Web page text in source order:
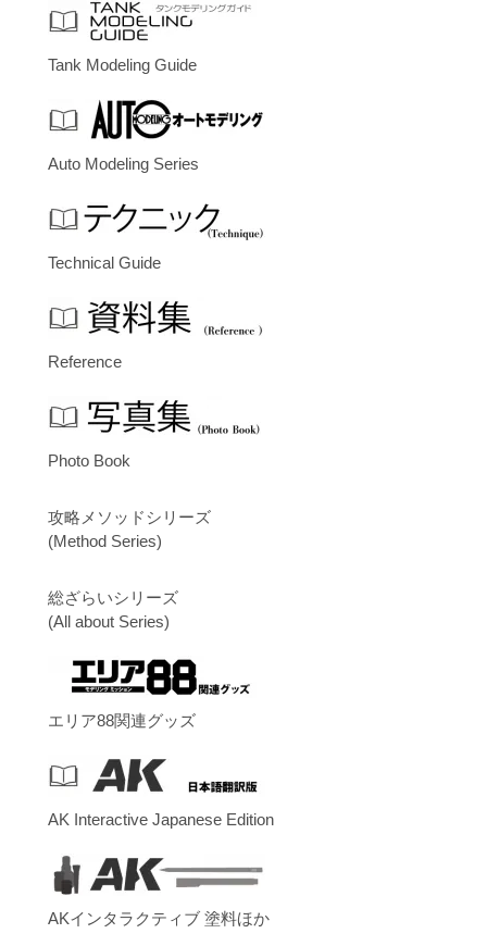
Tank Modeling Guide
Auto Modeling Series
Technical Guide
Reference
Photo Book
攻略メソッドシリーズ
(Method Series)
総ざらいシリーズ
(All about Series)
エリア88関連グッズ
AK Interactive Japanese Edition
AKインタラクティブ 塗料ほか